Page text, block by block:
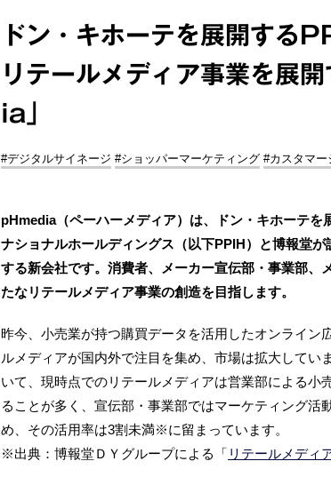
ドン・キホーテを展開する
リテールメディア事業を展
ia」
#デジタルサイネージ #ショッパーマーケティング #カスタマー
pHmedia（ペーハーメディア）は、ドン・キホーテを
ナショナルホールディングス（以下PPIH）と博報堂
する新会社です。消費者、メーカー宣伝部・事業部、
たなリテールメディア事業の創造を目指します。
昨今、小売業が持つ購買データを活用したオンライン
ルメディアが国内外で注目を集め、市場は拡大してい
いて、現時点でのリテールメディアは営業部による小
ることが多く、宣伝部・事業部ではマーケティング活
め、その活用率は3割未満※に留まっています。
※出典：博報堂ＤＹグループによる「 リテールメディ